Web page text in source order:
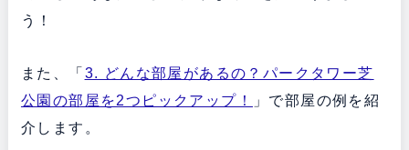
う！
また、「 3. どんな部屋があるの？パークタワー芝
公園の部屋を2つピックアップ！
」で部屋の例を紹
介します。